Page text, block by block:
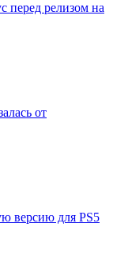
перед релизом на
от
версию для PS5